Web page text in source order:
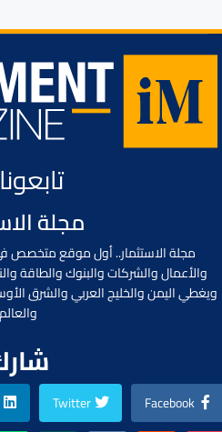
مجلة
مجلة الاستثمار.. أول موقع متخصص في
والأعمال والشركات والبنوك والطاقة
ويغطي اليمن والخليج العربي والشرق
والعالم
Facebook
Twitter